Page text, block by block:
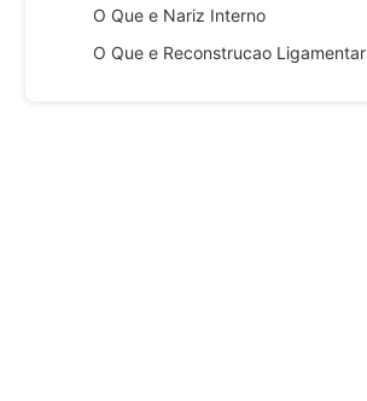
O Que e Nariz Interno
O Que e Reconstrucao Ligamentar